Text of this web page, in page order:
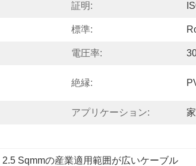
証明:
標準:
電圧率:
絶縁:
アプリケーション:
2.5 Sqmmの産業適用範囲が広いケーブル